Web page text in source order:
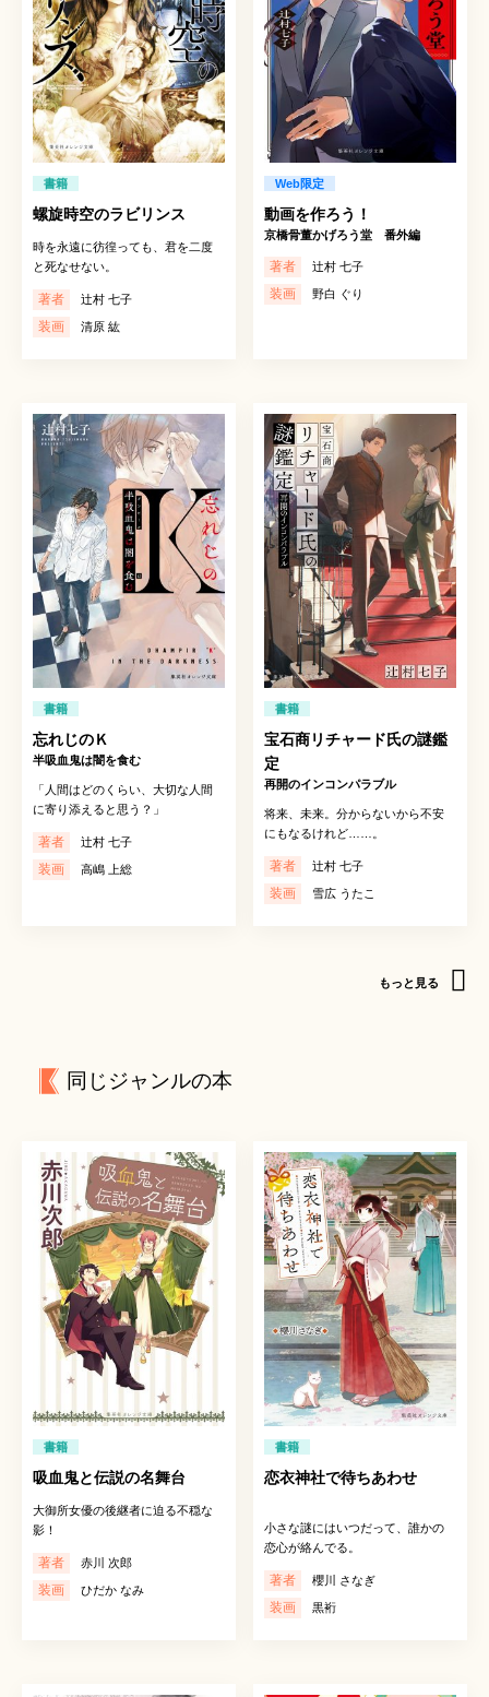
書籍
螺旋時空のラビリンス
時を永遠に彷徨っても、君を二度
と死なせない。
著者 辻村 七子
装画 清原 紘
Web限定
動画を作ろう！
京橋骨董かげろう堂 番外編
著者 辻村 七子
装画 野白 ぐり
書籍
忘れじのＫ
半吸血鬼は闇を食む
「人間はどのくらい、大切な人間
に寄り添えると思う？」
著者 辻村 七子
装画 高嶋 上総
書籍
宝石商リチャード氏の謎鑑
定
再開のインコンパラブル
将来、未来。分からないから不安
にもなるけれど……。
著者 辻村 七子
装画 雪広 うたこ
もっと見る
同じジャンルの本
書籍
吸血鬼と伝説の名舞台
大御所女優の後継者に迫る不穏な
影！
著者 赤川 次郎
装画 ひだか なみ
書籍
恋衣神社で待ちあわせ
小さな謎にはいつだって、誰かの
恋心が絡んでる。
著者 櫻川 さなぎ
装画 黒裄